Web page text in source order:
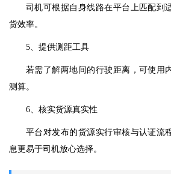
司机可根据自身线路在平台上匹配到
货效率。
5、提供测距工具
若需了解两地间的行驶距离，可使用
测算。
6、核实货源真实性
平台对发布的货源实行审核与认证流
息更易于司机放心选择。